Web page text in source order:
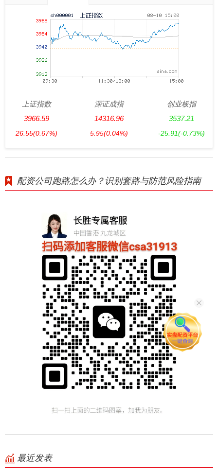
上证指数
3966.59
26.55(0.67%)
深证成指
14316.96
5.95(0.04%)
创业板指
3537.21
-25.91(-0.73%)
配资公司跑路怎么办？识别套路与防范风险指南
最近发表